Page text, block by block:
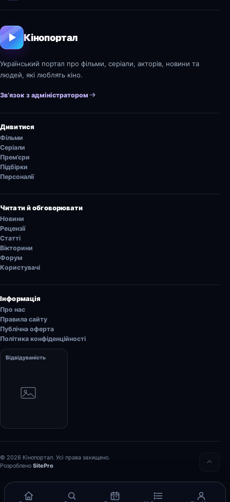
Кінопортал
Український портал про фільми, серіали, акторів, новини та
людей, які люблять кіно.
Зв’язок з адміністратором
Дивитися
Фільми
Серіали
Прем’єри
Підбірки
Персоналії
Читати й обговорювати
Новини
Рецензії
Статті
Вікторини
Форум
Користувачі
Інформація
Про нас
Правила сайту
Публічна оферта
Політика конфіденційності
Відвідуваність
© 2026 Кінопортал. Усі права захищено.
Розроблено SitePro